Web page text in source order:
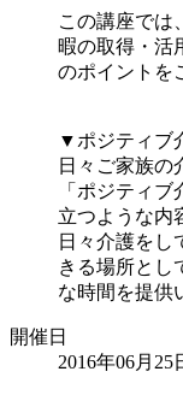
この講座では
暇の取得・活
のポイントを
▼ポジティブ
日々ご家族の
「ポジティ
立つような内
日々介護をし
きる場所とし
な時間を提供
開催日
2016年06月